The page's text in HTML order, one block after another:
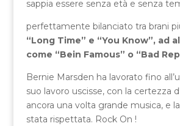
sappia essere senza età e senza
perfettamente bilanciato tra brani
“Long Time” e “You Know”, ad
come “Bein Famous” o “Bad
Bernie Marsden ha lavorato fino
suo lavoro uscisse, con la certezza
ancora una volta grande musica, e
stata rispettata. Rock On !